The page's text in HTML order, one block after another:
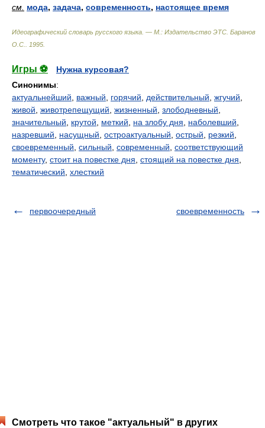
см. мода, задача, современность, настоящее время
Идеографический словарь русского языка. — М.: Издательство ЭТС Баранов
О.С.
1995
Игры ⚽
Нужна курсовая?
Синонимы:
актуальнейший
важный горячий действительный жгучий
живой животрепещущий жизненный злободневный
значительный
крутой меткий на злобу дня наболевший
назревший
насущный остроактуальный острый резкий
своевременный сильный современный соответствующий
моменту, стоит на повестке дня стоящий на повестке дня
тематический хлесткий
первоочередный своевременность
Смотреть что такое "актуальный" в других